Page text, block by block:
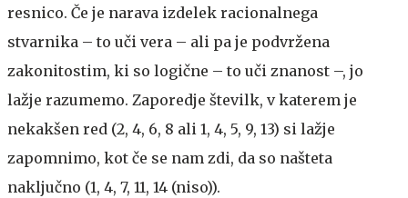
resnico. Če je narava izdelek racionalnega
stvarnika – to uči vera – ali pa je podvržena
zakonitostim, ki so logične – to uči znanost –, jo
lažje razumemo. Zaporedje številk, v katerem je
nekakšen red (2, 4, 6, 8 ali 1, 4, 5, 9, 13) si lažje
zapomnimo, kot če se nam zdi, da so našteta
naključno (1, 4, 7, 11, 14 (niso)).